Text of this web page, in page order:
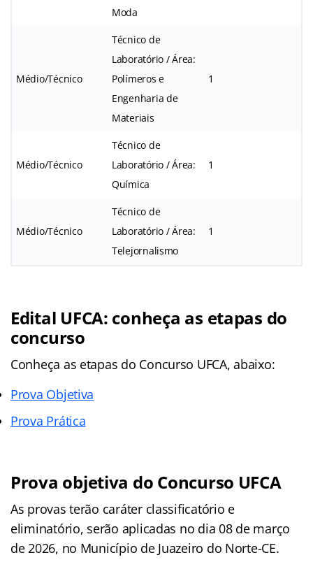
Moda
Médio/Técnico
Técnico de
Laboratório / Área:
Polímeros e
Engenharia de
Materiais
1
Médio/Técnico
Técnico de
Laboratório / Área:
Química
1
Médio/Técnico
Técnico de
Laboratório / Área:
Telejornalismo
1
Edital UFCA: conheça as etapas do
concurso
Conheça as etapas do Concurso UFCA, abaixo:
Prova Objetiva
Prova Prática
Prova objetiva do Concurso UFCA
As provas terão caráter classificatório e
eliminatório, serão aplicadas no dia 08 de março
de 2026, no Município de Juazeiro do Norte-CE.